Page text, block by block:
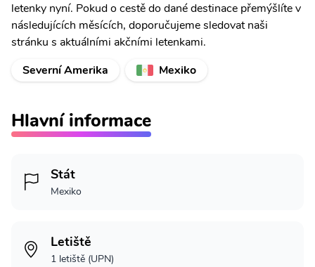
letenky nyní. Pokud o cestě do dané destinace přemýšlíte v
následujících měsících, doporučujeme sledovat naši
stránku s aktuálními akčními letenkami.
Severní Amerika
Mexiko
Hlavní informace
Stát
Mexiko
Letiště
1 letiště (UPN)